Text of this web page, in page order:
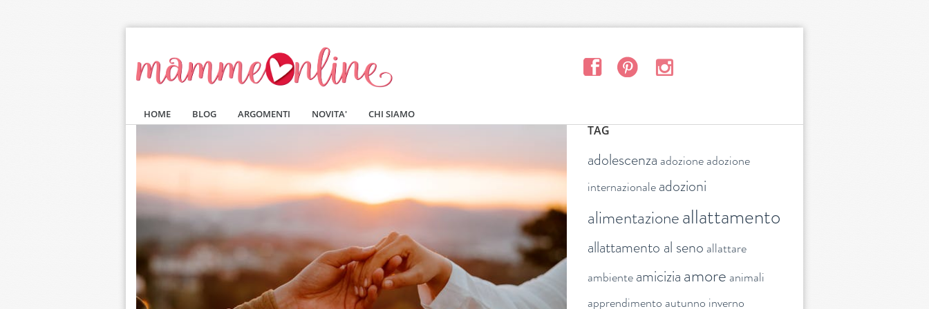
HOME BLOG ARGOMENTI NOVITA' CHI SIAMO
TAG
adolescenza adozioneadozione
internazionaleadozioni
alimentazioneallattamento
allattamento al seno allattare
ambienteamiciziaamore animali
apprendimento autunno inverno